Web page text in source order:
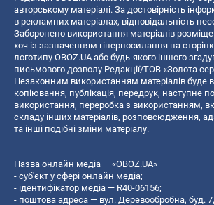
авторському матеріалі. За достовірність
в рекламних матеріалах, відповідальність
Заборонено використання матеріалів
хоч із зазначенням гіперпосилання на
логотипу OBOZ.UA або будь-якого іншого
письмового дозволу Редакції/ТОВ «Золота
Незаконним використанням матеріалів буде
копiювання, публiкацiя, передрук, наступне
використання, переробка з використанням,
складу інших матеріалів, розповсюдження,
та інші подібні зміни матеріалу.
Назва онлайн медіа — «OBOZ.UA»
- суб'єкт у сфері онлайн медіа;
- ідентифікатор медіа — R40-06156;
- поштова адреса — вул. Деревообробна, буд.